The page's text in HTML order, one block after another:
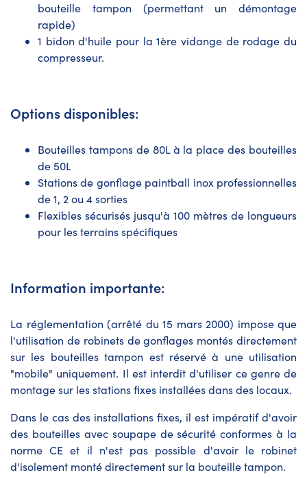
bouteille tampon (permettant un démontage
rapide)
1 bidon d'huile pour la 1ère vidange de rodage du
compresseur.
Options disponibles:
Bouteilles tampons de 80L à la place des bouteilles
de 50L
Stations de gonflage paintball inox professionnelles
de 1, 2 ou 4 sorties
Flexibles sécurisés jusqu'à 100 mètres de longueurs
pour les terrains spécifiques
Information importante:
La réglementation (arrêté du 15 mars 2000) impose que
l'utilisation de robinets de gonflages montés directement
sur les bouteilles tampon est réservé à une utilisation
"mobile" uniquement. Il est interdit d'utiliser ce genre de
montage sur les stations fixes installées dans des locaux.
Dans le cas des installations fixes, il est impératif d'avoir
des bouteilles avec soupape de sécurité conformes à la
norme CE et il n'est pas possible d'avoir le robinet
d'isolement monté directement sur la bouteille tampon.